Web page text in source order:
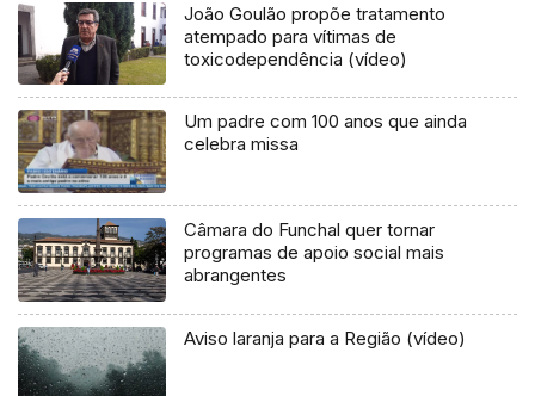
João Goulão propõe tratamento
atempado para vítimas de
toxicodependência (vídeo)
Um padre com 100 anos que ainda
celebra missa
Câmara do Funchal quer tornar
programas de apoio social mais
abrangentes
Aviso laranja para a Região (vídeo)